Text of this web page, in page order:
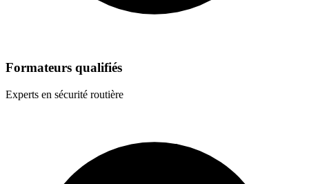
Formateurs qualifiés
Experts en sécurité routière